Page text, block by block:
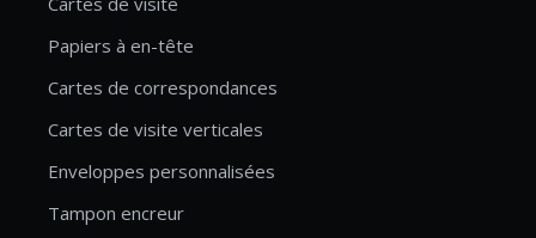
Papiers à en-tête
Cartes de correspondances
Cartes de visite verticales
Enveloppes personnalisées
Tampon encreur